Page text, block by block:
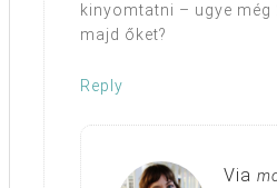
kinyomtatni – ugye még
majd őket?
Reply
Via